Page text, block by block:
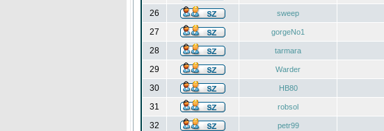
26
sweep
27
gorgeNo1
28
tarmara
29
Warder
30
HB80
31
robsol
32
petr99